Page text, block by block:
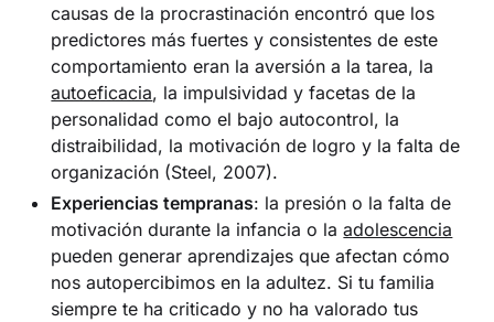
causas de la procrastinación encontró que los
predictores más fuertes y consistentes de este
comportamiento eran la aversión a la tarea, la
autoeficacia, la impulsividad y facetas de la
personalidad como el bajo autocontrol, la
distraibilidad, la motivación de logro y la falta de
organización (Steel, 2007).
Experiencias tempranas: la presión o la falta de
motivación durante la infancia o laadolescencia
pueden generar aprendizajes que afectan cómo
nos autopercibimos en la adultez. Si tu familia
siempre te ha criticado y no ha valorado tus